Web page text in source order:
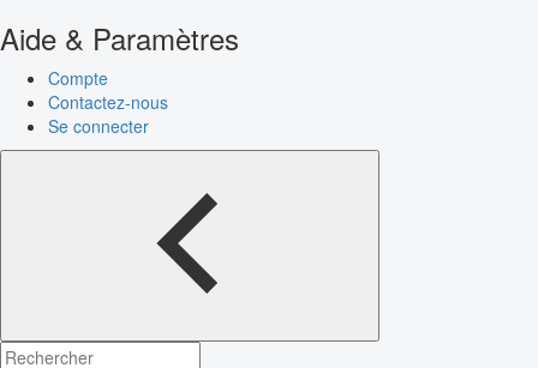
Aide & Paramètres
Compte
Contactez-nous
Se connecter